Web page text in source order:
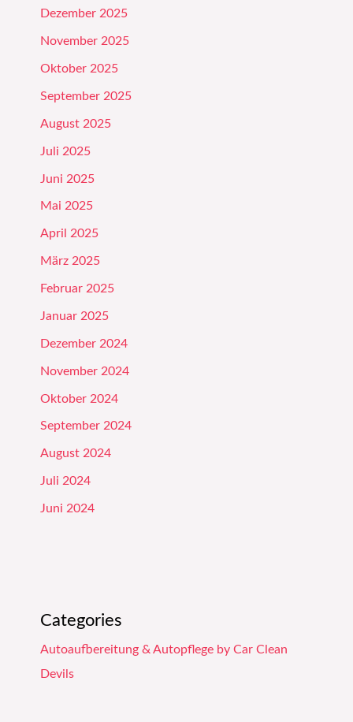
Dezember 2025
November 2025
Oktober 2025
September 2025
August 2025
Juli 2025
Juni 2025
Mai 2025
April 2025
März 2025
Februar 2025
Januar 2025
Dezember 2024
November 2024
Oktober 2024
September 2024
August 2024
Juli 2024
Juni 2024
Categories
Autoaufbereitung & Autopflege by Car Clean
Devils